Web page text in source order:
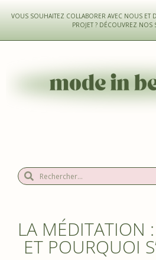
VOUS SOUHAITEZ COLLABORER AVEC NOUS ET
PROJET ? DÉCOUVREZ NOS
LA MÉDITATION
ET POURQUOI